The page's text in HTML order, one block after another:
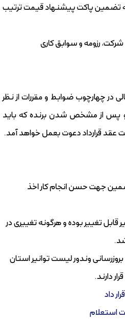
تضمین پاکت پیشنهاد قیمت ترتیب
رزومه و سوابق کاری
در چهارچوب ضوابط و مقررات از نظر
پس از مشخص شدن برنده که باید
عقد قرارداد دعوت بعمل خواهد آمد.
جهت حسن انجام کار اخذ
قابل تغییر بوده و هرگونه تغییری در
وندور لیست توانیر استان
دارند.
قرار داد
استعلام